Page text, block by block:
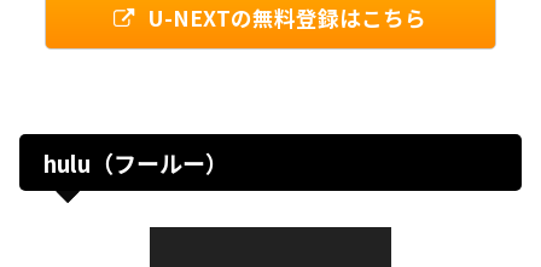
U-NEXTの無料登録はこちら
hulu（フールー）